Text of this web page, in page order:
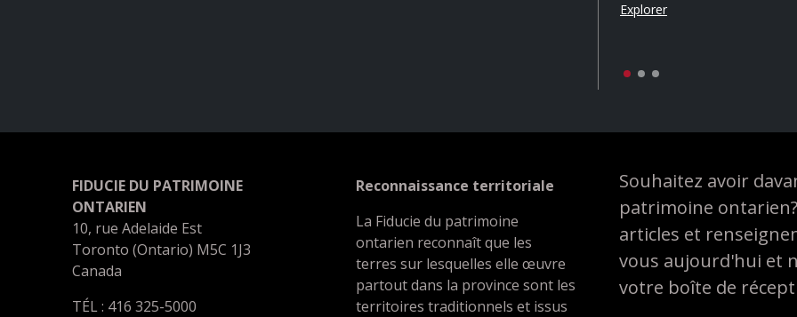
Explorer
FIDUCIE DU PATRIMOINE
ONTARIEN
10, rue Adelaide Est
Toronto (Ontario) M5C 1J3
Canada
TÉL : 416 325-5000
Reconnaissance territoriale
La Fiducie du patrimoine
ontarien reconnaît que les
terres sur lesquelles elle œuvre
partout dans la province sont les
territoires traditionnels et issus
Souhaitez avoir
patrimoine
articles et
vous aujourd'hui et
votre boîte de